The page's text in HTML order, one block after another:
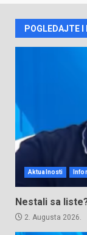
POGLEDAJTE I
Aktualnosti
Nestali sa
2. Augusta 2026.